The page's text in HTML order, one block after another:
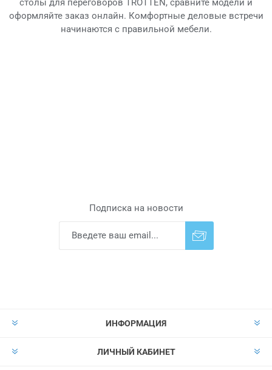
столы для переговоров TROTTEN, сравните модели и
оформляйте заказ онлайн. Комфортные деловые встречи
начинаются с правильной мебели.
Подписка на новости
ИНФОРМАЦИЯ
ЛИЧНЫЙ КАБИНЕТ